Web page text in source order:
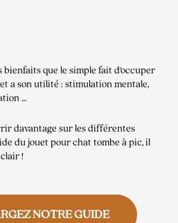
bienfaits que le simple fait d’occuper
a son utilité : stimulation mentale,
…
davantage sur les différentes
du jouet pour chat tombe à pic, il
!
NOTRE GUIDE